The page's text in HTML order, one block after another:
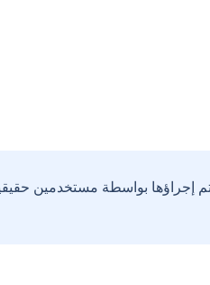
إجراؤها بواسطة مستخدمين